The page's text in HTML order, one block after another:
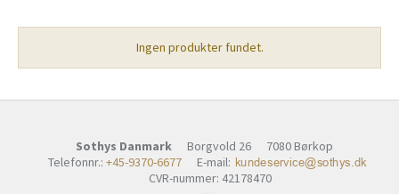
Ingen produkter fundet.
Sothys Danmark Borgvold 26
7080 Børkop
Telefonnr.: +45-9370-6677 E-mail:
CVR-nummer: 42178470